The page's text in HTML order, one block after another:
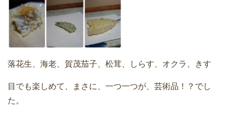
落花生、海老、賀茂茄子、松茸、しらす、オクラ、きす
目でも楽しめて、まさに、一つ一つが、芸術品！？でし
た。